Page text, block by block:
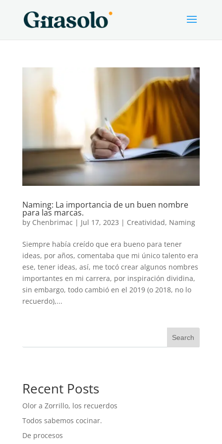
Naming: La importancia de un buen nombre
para las marcas.
by Chenbrimac | Jul 17, 2023 | Creatividad, Naming
Siempre había creído que era bueno para tener
ideas, por años, comentaba que mi único talento era
ese, tener ideas, así, me tocó crear algunos nombres
importantes en mi carrera, por inspiración dividina,
sin embargo, todo cambió en el 2019 (o 2018, no lo
recuerdo),...
Search
Recent Posts
Olor a Zorrillo, los recuerdos
Todos sabemos cocinar.
De procesos